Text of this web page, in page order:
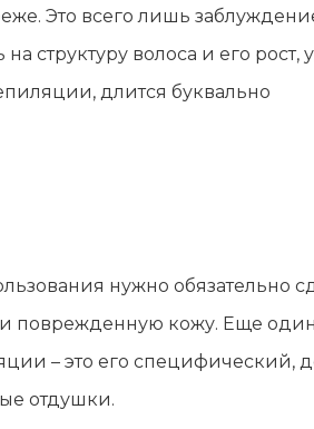
Это всего лишь
структуру волоса и его рост,
длится буквально
нужно обязательно
поврежденную кожу. Еще один
– это его специфический,
отдушки.